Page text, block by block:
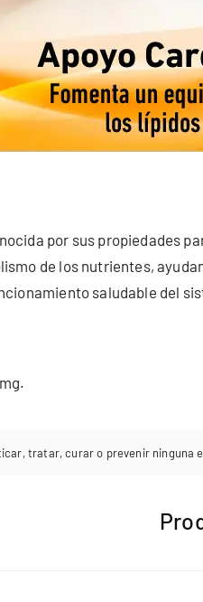
por sus propiedades
de los nutrientes,
saludable del
tratar, curar o prevenir